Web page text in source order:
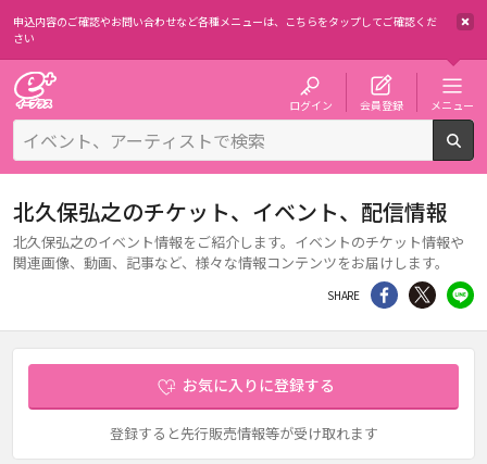
申込内容のご確認やお問い合わせなど各種メニューは、 こちらをタップしてご確認くだ
さい
ログイン 会員登録 メニュー
北久保弘之のチケット、イベント、配信情報
北久保弘之のイベント情報をご紹介します。イベントのチケット情報や
関連画像、動画、記事など、様々な情報コンテンツをお届けします。
SHARE シェア Twitter
お気に入りに登録する
登録すると先行販売情報等が受け取れます